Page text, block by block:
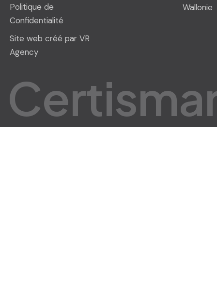
Politique de
Confidentialité
Site web créé par VR
Agency
Wallonie
Certisma